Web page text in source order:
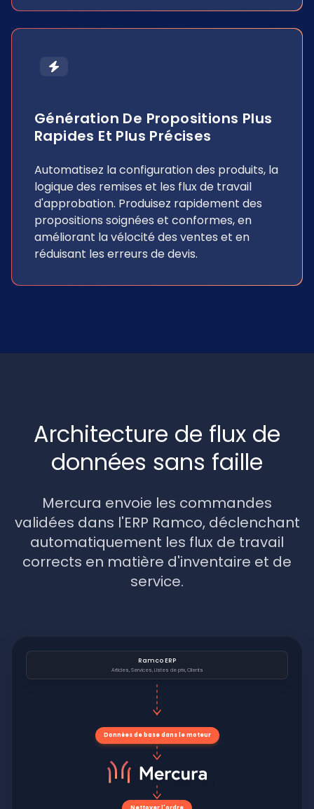
Génération De Propositions Plus
Rapides Et Plus Précises
Automatisez la configuration des produits, la
logique des remises et les flux de travail
d'approbation. Produisez rapidement des
propositions soignées et conformes, en
améliorant la vélocité des ventes et en
réduisant les erreurs de devis.
Architecture de flux de
données sans faille
Mercura envoie les commandes
validées dans l'ERP Ramco, déclenchant
automatiquement les flux de travail
corrects en matière d'inventaire et de
service.
Ramco ERP
Articles, Services, Listes de prix, Clients
Données de base dans le moteur